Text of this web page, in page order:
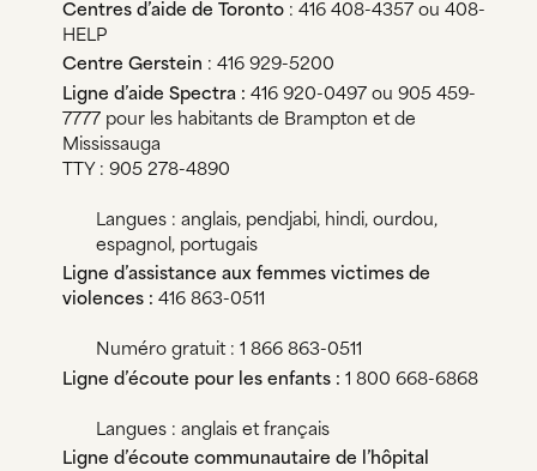
Centres d’aide de Toronto : 416 408-4357 ou 408-
HELP
Centre Gerstein : 416 929-5200
Ligne d’aide Spectra : 416 920-0497 ou 905 459-
7777 pour les habitants de Brampton et de
Mississauga
TTY : 905 278-4890
Langues : anglais, pendjabi, hindi, ourdou,
espagnol, portugais
Ligne d’assistance aux femmes victimes de
violences : 416 863-0511
Numéro gratuit : 1 866 863-0511
Ligne d’écoute pour les enfants : 1 800 668-6868
Langues : anglais et français
Ligne d’écoute communautaire de l’hôpital